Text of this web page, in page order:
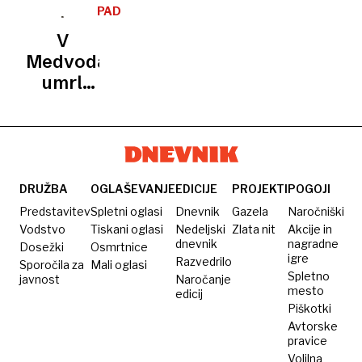
je bil pik
reševanjem,
preživelih
ni
predlog
PADEL
V
Medvodah
umrl
kolesar
DRUŽBA
Predstavitev
Vodstvo
Dosežki
Sporočila za
javnost
OGLAŠEVANJE
Spletni oglasi
Tiskani oglasi
Osmrtnice
Mali oglasi
EDICIJE
Dnevnik
Nedeljski
dnevnik
Razvedrilo
Naročanje
edicij
PROJEKTI
Gazela
Zlata nit
POGOJI
Naročniški
Akcije in
nagradne
igre
Spletno
mesto
Piškotki
Avtorske
pravice
Volilna